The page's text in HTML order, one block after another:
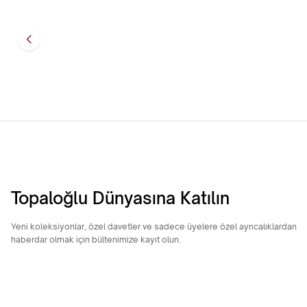
15.633,35
Topaloğlu Dünyasına Katılın
Yeni koleksiyonlar, özel davetler ve sadece üyelere özel ayrıcalıklardan
haberdar olmak için bültenimize kayıt olun.